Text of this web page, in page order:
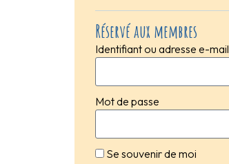
Réservé aux membres
Identifiant ou adresse e-mail
Mot de passe
Se souvenir de moi